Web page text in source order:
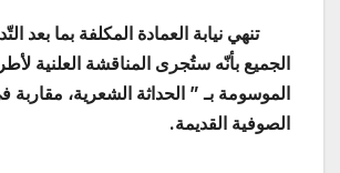
تنهي نيابة العمادة المكلفة بما بعد
الجميع بأنّه ستُجرى المناقشة العلنية
الموسومة بـ ” الحداثة الشعرية، مقاربة
الصوفية القديمة.